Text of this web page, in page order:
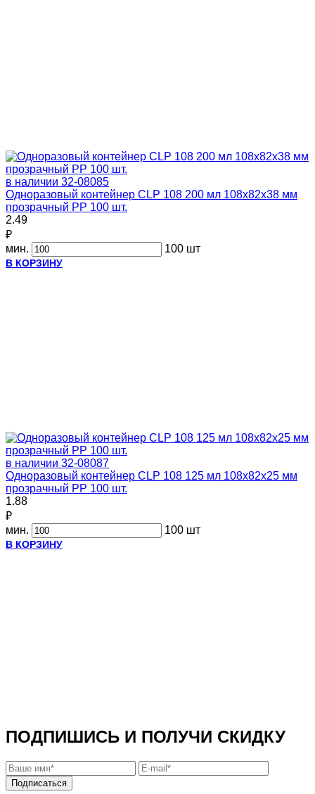
в наличии 32-08085
Одноразовый контейнер CLP 108 200 мл 108х82х38 мм
прозрачный PP 100 шт.
2.49
₽
мин.
100 шт
В КОРЗИНУ
в наличии 32-08087
Одноразовый контейнер CLP 108 125 мл 108х82х25 мм
прозрачный PP 100 шт.
1.88
₽
мин.
100 шт
В КОРЗИНУ
ПОДПИШИСЬ И ПОЛУЧИ СКИДКУ
Подписаться